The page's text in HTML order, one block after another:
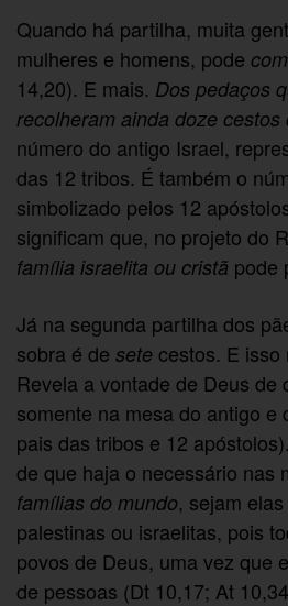
Quando há partilha, muita
mulheres e homens, pode
14,20). E mais. Dos pedaços
recolheram ainda doze cestos
número do antigo Israel,
das 12 tribos. É também o
simbolizado pelos 12
significam que, no projeto do
família israelita ou cristã pode
Já na segunda partilha dos
sobra é desete cestos. E isso
Revela a vontade de Deus de
somente na mesa do antigo e
pais das tribos e 12
de que haja o necessário nas
famílias do mundo, sejam
palestinas ou israelitas, pois
povos de Deus, uma vez que
de pessoas (Dt 10,17; At